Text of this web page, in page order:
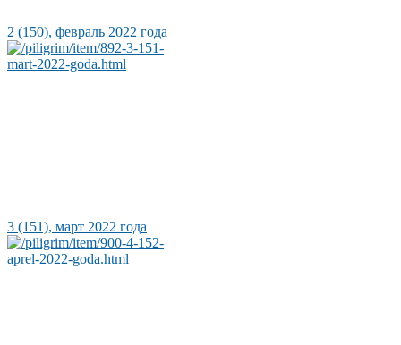
2 (150), февраль 2022 года
3 (151), март 2022 года